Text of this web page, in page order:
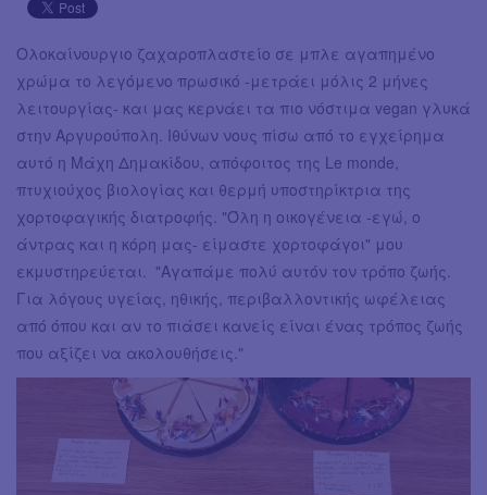
Ολοκαίνουργιο ζαχαροπλαστείο σε μπλε αγαπημένο
χρώμα το λεγόμενο πρωσικό -μετράει μόλις 2 μήνες
λειτουργίας- και μας κερνάει τα πιο νόστιμα vegan γλυκά
στην Αργυρούπολη. Ιθύνων νους πίσω από το εγχείρημα
αυτό η Μάχη Δημακίδου, απόφοιτος της Le monde,
πτυχιούχος βιολογίας και θερμή υποστηρίκτρια της
χορτοφαγικής διατροφής. "Όλη η οικογένεια -εγώ, ο
άντρας και η κόρη μας- είμαστε χορτοφάγοι" μου
εκμυστηρεύεται. "Αγαπάμε πολύ αυτόν τον τρόπο ζωής.
Για λόγους υγείας, ηθικής, περιβαλλοντικής ωφέλειας
από όπου και αν το πιάσει κανείς είναι ένας τρόπος ζωής
που αξίζει να ακολουθήσεις."